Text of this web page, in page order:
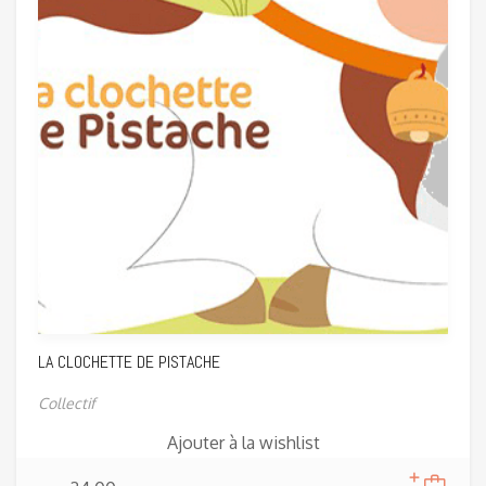
LA CLOCHETTE DE PISTACHE
Collectif
Ajouter à la wishlist